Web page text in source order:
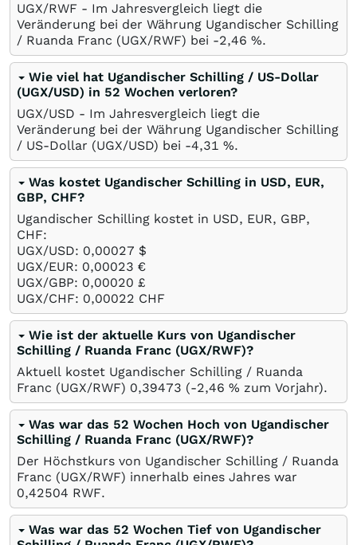
UGX/RWF - Im Jahresvergleich liegt die
Veränderung bei der Währung Ugandischer Schilling
/ Ruanda Franc (UGX/RWF) bei -2,46 %.
Wie viel hat Ugandischer Schilling / US-Dollar
(UGX/USD) in 52 Wochen verloren?
UGX/USD - Im Jahresvergleich liegt die
Veränderung bei der Währung Ugandischer Schilling
/ US-Dollar (UGX/USD) bei -4,31 %.
Was kostet Ugandischer Schilling in USD, EUR,
GBP, CHF?
Ugandischer Schilling kostet in USD, EUR, GBP,
CHF:
UGX/USD: 0,00027 $
UGX/EUR: 0,00023 €
UGX/GBP: 0,00020 £
UGX/CHF: 0,00022 CHF
Wie ist der aktuelle Kurs von Ugandischer
Schilling / Ruanda Franc (UGX/RWF)?
Aktuell kostet Ugandischer Schilling / Ruanda
Franc (UGX/RWF) 0,39473 (-2,46 % zum Vorjahr).
Was war das 52 Wochen Hoch von Ugandischer
Schilling / Ruanda Franc (UGX/RWF)?
Der Höchstkurs von Ugandischer Schilling / Ruanda
Franc (UGX/RWF) innerhalb eines Jahres war
0,42504 RWF.
Was war das 52 Wochen Tief von Ugandischer